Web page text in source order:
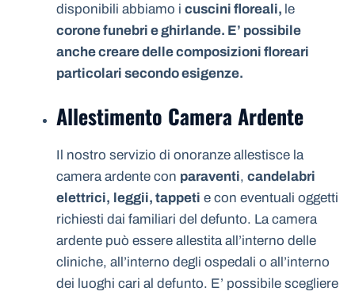
disponibili abbiamo i cuscini floreali, le
corone funebri e ghirlande. E’ possibile
anche creare delle composizioni floreari
particolari secondo esigenze.
Allestimento Camera Ardente
Il nostro servizio di onoranze allestisce la
camera ardente con paraventi, candelabri
elettrici, leggii, tappeti e con eventuali oggetti
richiesti dai familiari del defunto. La camera
ardente può essere allestita all’interno delle
cliniche, all’interno degli ospedali o all’interno
dei luoghi cari al defunto. E’ possibile scegliere